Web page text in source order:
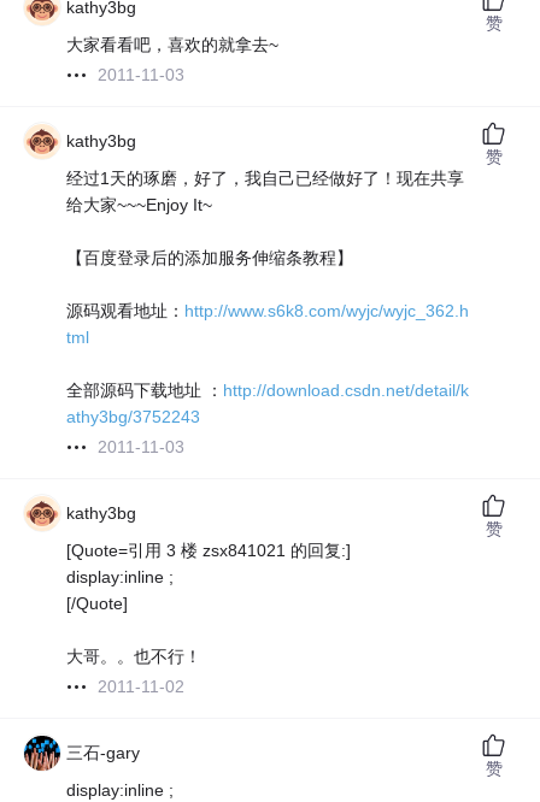
kathy3bg
大家看看吧，喜欢的就拿去~
2011-11-03
赞
kathy3bg
经过1天的琢磨，好了，我自己已经做好了！现在共享
给大家~~~Enjoy It~
【百度登录后的添加服务伸缩条教程】
源码观看地址： http://www.s6k8.com/wyjc/wyjc_362.h
tml
全部源码下载地址 ： http://download.csdn.net/detail/k
athy3bg/3752243
2011-11-03
赞
kathy3bg
[Quote=引用 3 楼 zsx841021 的回复:]
display:inline ;
[/Quote]
大哥。。也不行！
2011-11-02
赞
三石-gary
display:inline ;
赞